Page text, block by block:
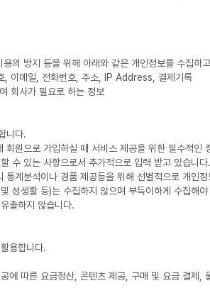
의 방지 등을 위해 아래와 같은 개인정보를 수집하
, 이메일, 전화번호, 주소, IP Address, 결제기록
회사가 필요로 하는 정보
니다.
회원으로 가입하실 때 서비스 제공을 위한 필수적
수 있는 사항으로서 추가적으로 입력 받고 있습니다.
통계분석이나 경품 제공등을 위해 선별적으로 개
성생활 등)는 수집하지 않으며 부득이하게 수집해
출하지 않습니다.
용합니다.
에 따른 요금정산, 콘텐츠 제공, 구매 및 요금 결제,